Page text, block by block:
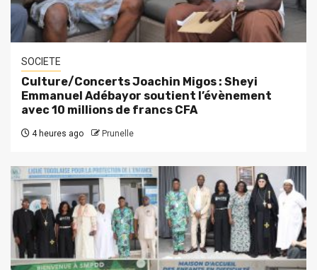
SOCIETE
Culture/Concerts Joachin Migos : Sheyi
Emmanuel Adébayor soutient l’évènement
avec 10 millions de francs CFA
4 heures ago Prunelle